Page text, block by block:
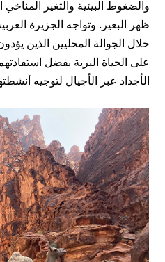
والضغوط البيئية والتغير
ظهر البعير. وتواجه الجزيرة
خلال الجوالة المحليين الذين
على الحياة البرية بفضل
الأجداد عبر الأجيال لتوجيه